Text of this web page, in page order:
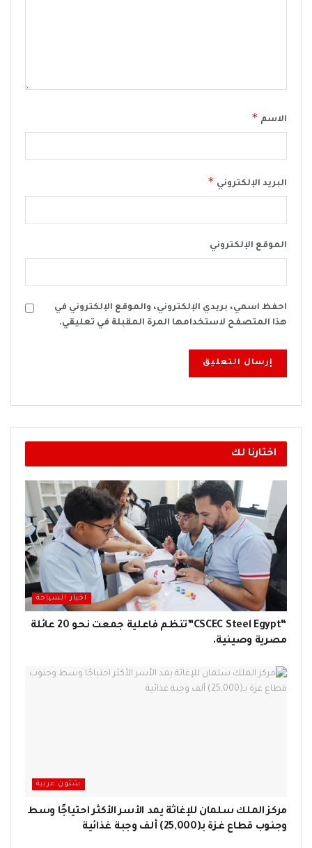
الاسم *
البريد الإلكتروني *
الموقع الإلكتروني
احفظ اسمي، بريدي الإلكتروني، والموقع الإلكتروني في
هذا المتصفح لاستخدامها المرة المقبلة في تعليقي.
اختارنا لك
اخبار السياحة
“CSCEC Steel Egypt”تنظم فاعلية جمعت نحو 20 عائلة
مصرية وصينية.
شئون عربية
مركز الملك سلمان للإغاثة يمد الأسر الأكثر احتياجًا وسط
وجنوب قطاع غزة بـ(25,000) ألف وجبة غذائية